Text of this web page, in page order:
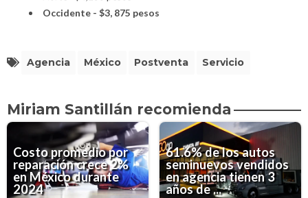
Occidente - $3, 875 pesos
Agencia México Postventa Servicio
Miriam Santillán recomienda
Costo promedio por
reparación crece 2%
en México durante
2024
61.6% de los autos
seminuevos vendidos
en agencia tienen 3
años de ...